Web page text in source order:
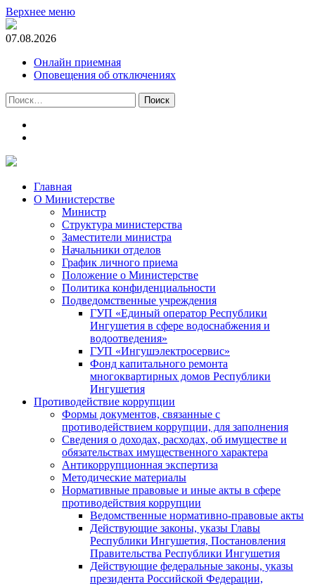
Верхнее меню
07.08.2026
Онлайн приемная
Оповещения об отключениях
Найти:
Главная
О Министерстве
Министр
Cтруктура министерства
Заместители министра
Начальники отделов
График личного приема
Положение о Министерстве
Политика конфиденциальности
Подведомственные учреждения
ГУП «Единый оператор Республики
Ингушетия в сфере водоснабжения и
водоотведения»
ГУП «Ингушэлектросервис»
Фонд капитального ремонта
многоквартирных домов Республики
Ингушетия
Противодействие коррупции
Формы документов, связанные с
противодействием коррупции, для заполнения
Сведения о доходах, расходах, об имуществе и
обязательствах имущественного характера
Антикоррупционная экспертиза
Методические материалы
Нормативные правовые и иные акты в сфере
противодействия коррупции
Ведомственные нормативно-правовые акты
Действующие законы, указы Главы
Республики Ингушетия, Постановления
Правительства Республики Ингушетия
Действующие федеральные законы, указы
президента Российской Федерации,